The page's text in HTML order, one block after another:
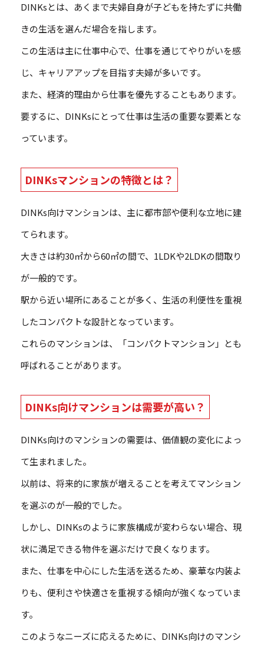
DINKsとは、あくまで夫婦自身が子どもを持たずに共働
きの生活を選んだ場合を指します。
この生活は主に仕事中心で、仕事を通じてやりがいを感
じ、キャリアアップを目指す夫婦が多いです。
また、経済的理由から仕事を優先することもあります。
要するに、DINKsにとって仕事は生活の重要な要素とな
っています。
DINKsマンションの特徴とは？
DINKs向けマンションは、主に都市部や便利な立地に建
てられます。
大きさは約30㎡から60㎡の間で、1LDKや2LDKの間取り
が一般的です。
駅から近い場所にあることが多く、生活の利便性を重視
したコンパクトな設計となっています。
これらのマンションは、「コンパクトマンション」とも
呼ばれることがあります。
DINKs向けマンションは需要が高い？
DINKs向けのマンションの需要は、価値観の変化によっ
て生まれました。
以前は、将来的に家族が増えることを考えてマンション
を選ぶのが一般的でした。
しかし、DINKsのように家族構成が変わらない場合、現
状に満足できる物件を選ぶだけで良くなります。
また、仕事を中心にした生活を送るため、豪華な内装よ
りも、便利さや快適さを重視する傾向が強くなっていま
す。
このようなニーズに応えるために、DINKs向けのマンシ